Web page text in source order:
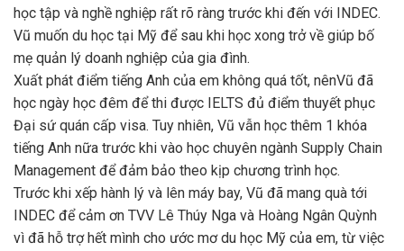
học tập và nghề nghiệp rất rõ ràng trước khi đến với INDEC.
Vũ muốn du học tại Mỹ để sau khi học xong trở về giúp bố
mẹ quản lý doanh nghiệp của gia đình.
Xuất phát điểm tiếng Anh của em không quá tốt, nênVũ đã
học ngày học đêm để thi được IELTS đủ điểm thuyết phục
Đại sứ quán cấp visa. Tuy nhiên, Vũ vẫn học thêm 1 khóa
tiếng Anh nữa trước khi vào học chuyên ngành Supply Chain
Management để đảm bảo theo kịp chương trình học.
Trước khi xếp hành lý và lên máy bay, Vũ đã mang quà tới
INDEC để cảm ơn TVV Lê Thúy Nga và Hoàng Ngân Quỳnh
vì đã hỗ trợ hết mình cho ước mơ du học Mỹ của em, từ việc